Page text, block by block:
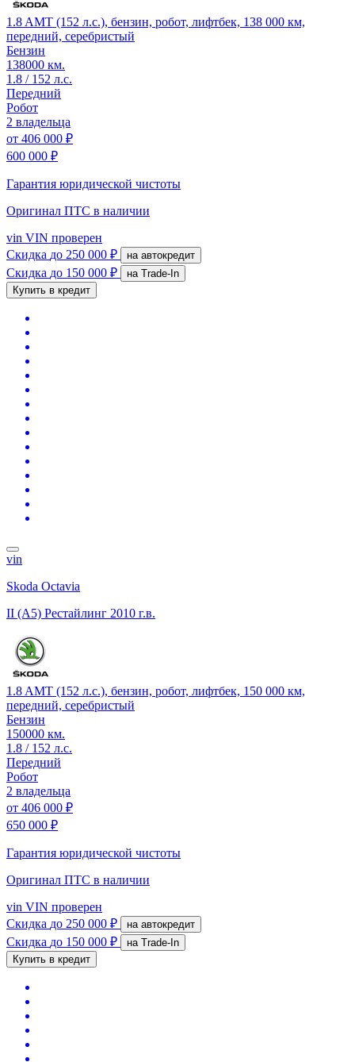
1.8 AMT (152 л.с.), бензин, робот, лифтбек, 138 000 км,
передний, серебристый
Бензин
138000 км.
1.8 / 152 л.с.
Передний
Робот
2 владельца
от 406 000 ₽
600 000 ₽
Гарантия юридической чистоты
Оригинал ПТС в наличии
vin VIN проверен
Скидка до 250 000 ₽ на автокредит
Скидка до 150 000 ₽
на Trade-In
Купить в кредит
vin
Skoda Octavia
II (A5) Рестайлинг 2010 г.в.
1.8 AMT (152 л.с.), бензин, робот, лифтбек, 150 000 км,
передний, серебристый
Бензин
150000 км.
1.8 / 152 л.с.
Передний
Робот
2 владельца
от 406 000 ₽
650 000 ₽
Гарантия юридической чистоты
Оригинал ПТС в наличии
vin VIN проверен
Скидка до 250 000 ₽ на автокредит
Скидка до 150 000 ₽
на Trade-In
Купить в кредит